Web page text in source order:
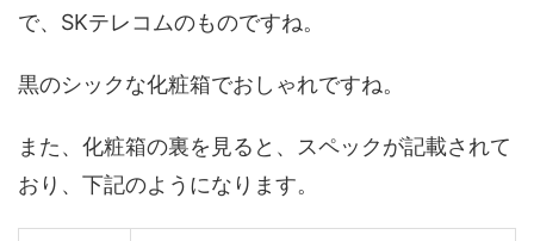
で、SKテレコムのものですね。
黒のシックな化粧箱でおしゃれですね。
また、化粧箱の裏を見ると、スペックが記載されて
おり、下記のようになります。